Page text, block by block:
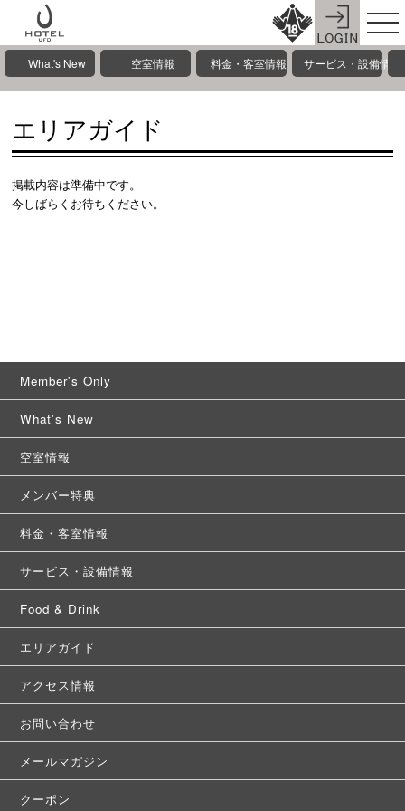
What's New 空室情報 料金・客室情報 サービス・設備情報
エリアガイド
掲載内容は準備中です。
今しばらくお待ちください。
Member's Only
What's New
空室情報
メンバー特典
料金・客室情報
サービス・設備情報
Food & Drink
エリアガイド
アクセス情報
お問い合わせ
メールマガジン
クーポン